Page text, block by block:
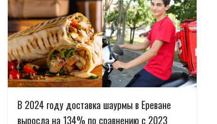
В 2024 году доставка шаурмы в Ереване
выросла на 134% по сравнению с 2023